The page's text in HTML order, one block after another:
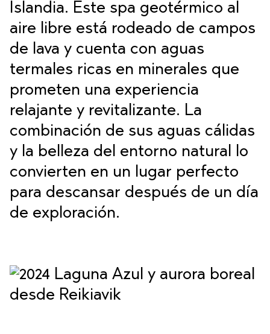
Islandia. Este spa geotérmico al
aire libre está rodeado de campos
de lava y cuenta con aguas
termales ricas en minerales que
prometen una experiencia
relajante y revitalizante. La
combinación de sus aguas cálidas
y la belleza del entorno natural lo
convierten en un lugar perfecto
para descansar después de un día
de exploración.